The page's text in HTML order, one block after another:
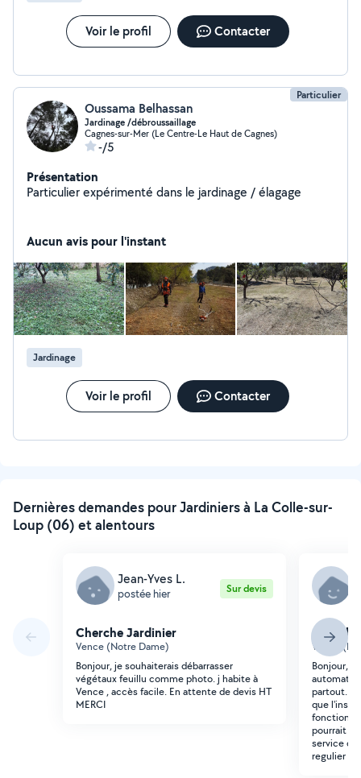
Voir le profil Contacter
Particulier
Oussama Belhassan
Jardinage /débroussaillage
Cagnes-sur-Mer (Le Centre-Le Haut de Cagnes)
-/5
Présentation
Particulier expérimenté dans le jardinage / élagage
Aucun avis pour l'instant
Jardinage
Voir le profil Contacter
Dernières demandes pour Jardiniers à La Colle-sur-
Loup (06) et alentours
Jean-Yves L.
postée hier Sur devis
Cherche Jardinier
Vence (Notre Dame)
Bonjour, je souhaiterais débarrasser
végétaux feuillu comme photo. j habite à
Vence , accès facile. En attente de devis HT
MERCI
Vence
Bonjour,
partout. et
que
pourrait
service
regulier